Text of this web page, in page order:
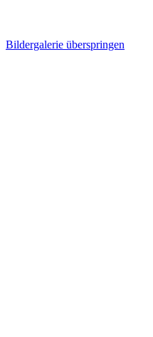
Bildergalerie überspringen